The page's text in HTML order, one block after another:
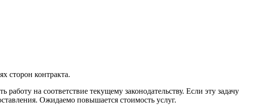
сторон контракта.
на соответствие текущему законодательству. Если эту задачу
Ожидаемо повышается стоимость услуг.